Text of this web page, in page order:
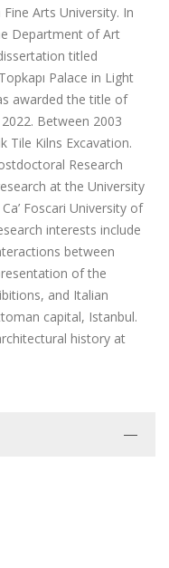
Arts University. In
Department of Art
titled
Palace in Light
awarded the title of
Between 2003
Tile Kilns Excavation.
Research
at the University
Foscari University of
interests include
between
of the
and Italian
capital, Istanbul.
history at